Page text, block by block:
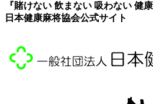
『賭けない 飲まない 吸わない 健
日本健康麻将協会公式サイト